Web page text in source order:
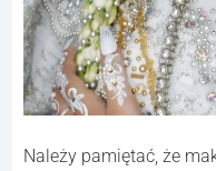
Należy pamiętać, że